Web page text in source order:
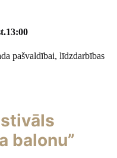
pašvaldībai, līdzdarbības
balonu”